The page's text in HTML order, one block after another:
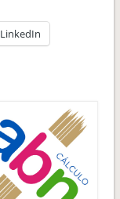
LinkedIn